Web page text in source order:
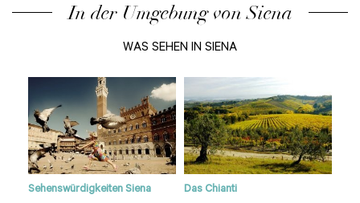
In der Umgebung von Siena
WAS SEHEN IN SIENA
Sehenswürdigkeiten Siena Das Chianti